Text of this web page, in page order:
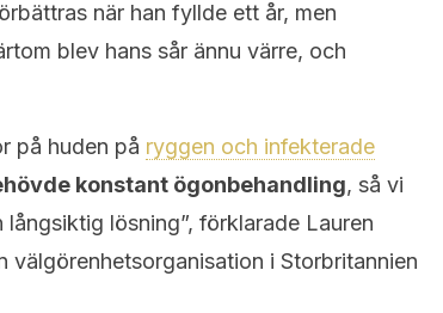
när han fyllde ett år, men
blev hans sår ännu värre, och
på huden på ryggen och infekterade
konstant ögonbehandling, så vi
lösning”, förklarade Lauren
välgörenhetsorganisation i Storbritannien